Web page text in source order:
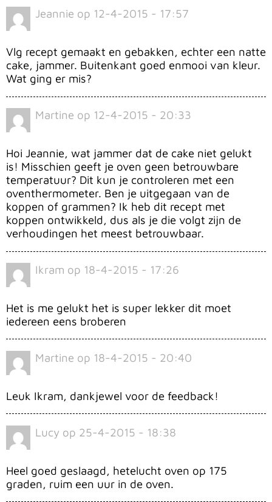
Jeannie op 12-4-2015 - 17:57
Vlg recept gemaakt en gebakken, echter een natte
cake, jammer. Buitenkant goed enmooi van kleur.
Wat ging er mis?
Martine op 12-4-2015 - 20:33
Hoi Jeannie, wat jammer dat de cake niet gelukt
is! Misschien geeft je oven geen betrouwbare
temperatuur? Dit kun je controleren met een
oventhermometer. Ben je uitgegaan van de
koppen of grammen? Ik heb dit recept met
koppen ontwikkeld, dus als je die volgt zijn de
verhoudingen het meest betrouwbaar.
Ikram op 18-4-2015 - 17:26
Het is me gelukt het is super lekker dit moet
iedereen eens broberen
Martine op 18-4-2015 - 20:40
Leuk Ikram, dankjewel voor de feedback!
Lucy op 25-4-2015 - 18:38
Heel goed geslaagd, hetelucht oven op 175
graden, ruim een uur in de oven.